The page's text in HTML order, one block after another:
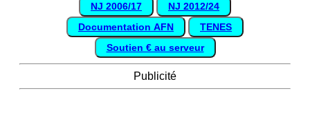
NJ 2006/17
NJ 2012/24
Documentation AFN
TENES
Soutien € au serveur
Publicité